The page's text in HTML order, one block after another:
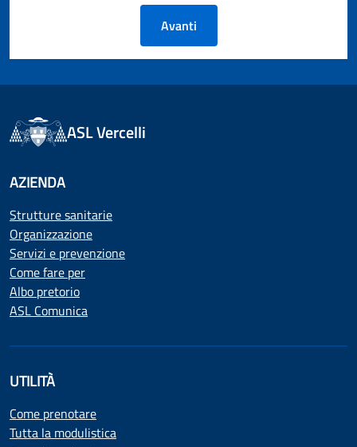
Avanti
ASL Vercelli
AZIENDA
Strutture sanitarie
Organizzazione
Servizi e prevenzione
Come fare per
Albo pretorio
ASL Comunica
UTILITÀ
Come prenotare
Tutta la modulistica